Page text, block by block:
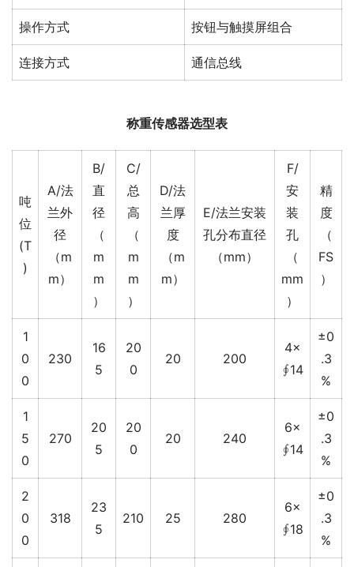
操作方式 按钮与触摸屏组合
连接方式 通信总线
称重传感器选型表
吨
位
(T
)
A/法
兰外
径
（m
m）
B/
直
径
（
m
m
）
C/
总
高
（
m
m
）
D/法
兰厚
度
（m
m）
E/法兰安装
孔分布直径
（mm）
F/
安
装
孔
（
mm
）
精
度
（
FS
）
1
0
0
230
16
5
20
0
20 200
4×
∮14
±0
.3
%
1
5
0
270
20
5
20
0
20 240
6×
∮14
±0
.3
%
2
0
0
318
23
5
210 25 280
6×
∮18
±0
.3
%